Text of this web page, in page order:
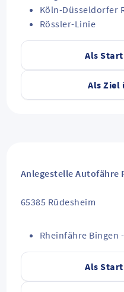
Als
Als Ziel
Köln-Düsseldorfer
Rössler-Linie
Als
Anlegestelle Autofähre
65385 Rüdesheim
Rheinfähre Bingen